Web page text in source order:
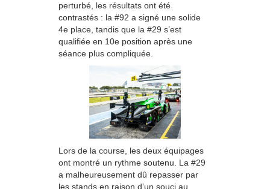
perturbé, les résultats ont été
contrastés : la #92 a signé une solide
4e place, tandis que la #29 s’est
qualifiée en 10e position après une
séance plus compliquée.
Lors de la course, les deux équipages
ont montré un rythme soutenu. La #29
a malheureusement dû repasser par
les stands en raison d’un souci au